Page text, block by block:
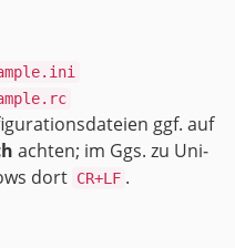
ggf. auf
ach­ten; im Ggs. zu Uni­
dort CR+LF .